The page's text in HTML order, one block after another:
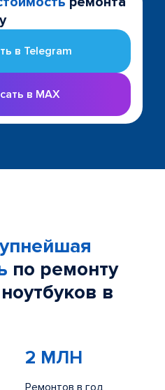
в Telegram
в MAX
по ремонту
в
2 МЛН
Ремонтов в год